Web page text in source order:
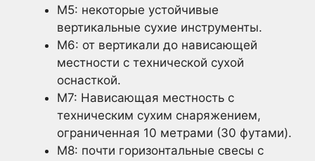
M5: некоторые устойчивые
вертикальные сухие инструменты.
M6: от вертикали до нависающей
местности с технической сухой
оснасткой.
M7: Нависающая местность с
техническим сухим снаряжением,
ограниченная 10 метрами (30 футами).
M8: почти горизонтальные свесы с